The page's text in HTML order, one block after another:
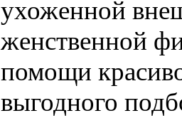
ухоженной
женственной
помощи
выгодного